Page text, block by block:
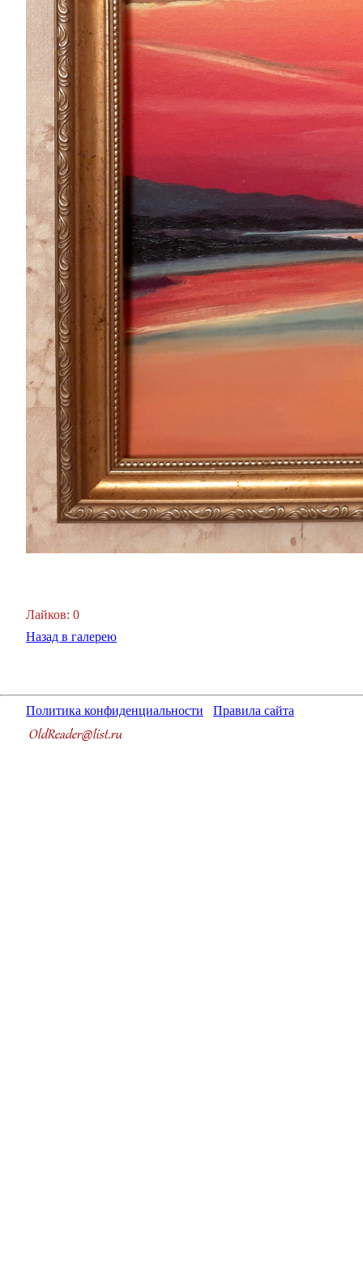
Лайков: 0
Назад в галерею
Политика конфиденциальности Правила сайта